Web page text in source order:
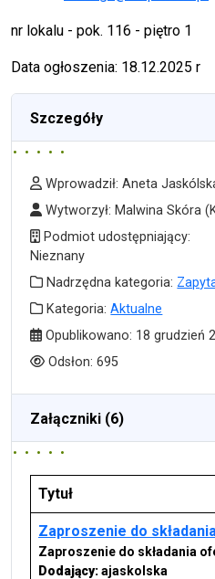
nr lokalu - pok. 116 - piętro 1
Data ogłoszenia: 18.12.2025 r
Szczegóły
Wprowadził
Wprowadził: Aneta
Wytworzył
Wytworzył: Malwina Skóra
Podmiot udostępniający
Podmiot udostępniający:
Nieznany
Nadrzędna kategoria
Nadrzędna kategoria:
Kategoria
Kategoria: Aktualne
Data publikacji
Opublikowano: 18 grudzień
Odsłony
Odsłon: 695
Załączniki (6)
Tytuł
Zaproszenie do
Zaproszenie do składania
Dodający:ajaskolska